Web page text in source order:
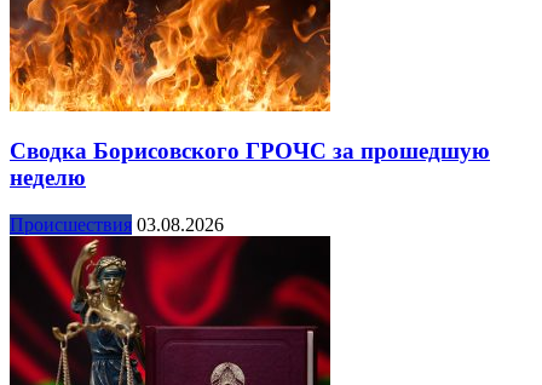
Сводка Борисовского ГРОЧС за прошедшую
неделю
Происшествия 03.08.2026